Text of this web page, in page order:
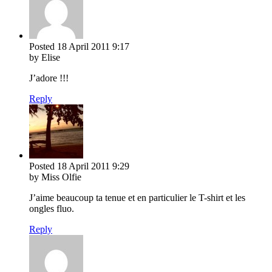
Posted 18 April 2011 9:17
by Elise
J’adore !!!
Reply
Posted 18 April 2011 9:29
by Miss Olfie
J’aime beaucoup ta tenue et en particulier le T-shirt et les
ongles fluo.
Reply